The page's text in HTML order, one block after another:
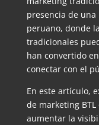
presencia de una
peruano, donde
tradicionales
han convertido
conectar con el
En este artículo,
de marketing
aumentar la